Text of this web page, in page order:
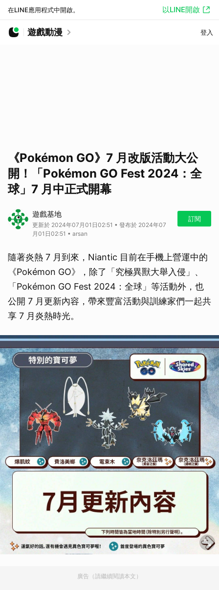
在LINE應用程式中開啟。 以LINE開啟
遊戲動漫 登入
《Pokémon GO》7 月改版活動大公
開！「Pokémon GO Fest 2024：全
球」7 月中正式開幕
遊戲基地
更新於 2024年07月01日02:51 • 發布於 2024年07
月01日02:51 • arsan
訂閱
隨著炎熱 7 月到來，Niantic 目前在手機上營運中的
《Pokémon GO》，除了「究極異獸大舉入侵」、
「Pokémon GO Fest 2024：全球」等活動外，也
公開 7 月更新內容，帶來豐富活動與訓練家們一起共
享 7 月炎熱時光。
廣告（請繼續閱讀本文）